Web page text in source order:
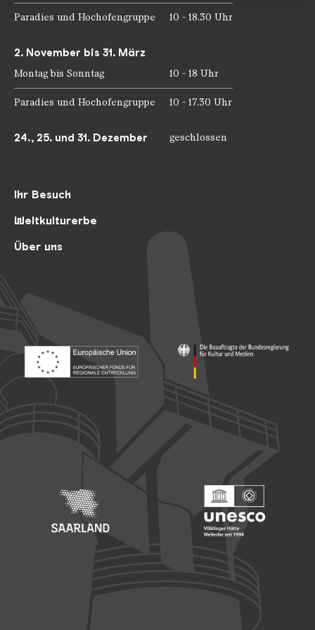
Ihr Besuch
Weltkulturerbe
Über uns
Paradies und Hochofengruppe 10 - 18.30 Uhr
2. November bis 31. März
Montag bis Sonntag 10 - 18 Uhr
Paradies und Hochofengruppe 10 - 17.30 Uhr
24., 25. und 31. Dezember geschlossen